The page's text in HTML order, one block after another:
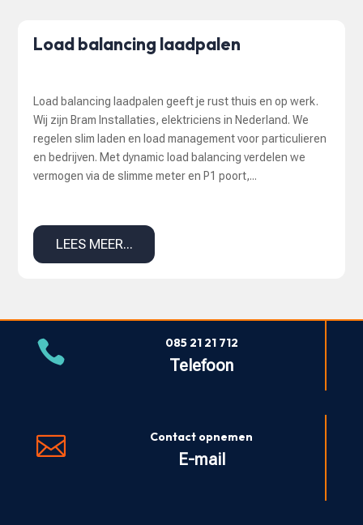
Load balancing laadpalen
Load balancing laadpalen geeft je rust thuis en op werk.
Wij zijn Bram Installaties, elektriciens in Nederland. We
regelen slim laden en load management voor particulieren
en bedrijven. Met dynamic load balancing verdelen we
vermogen via de slimme meter en P1 poort,...
LEES MEER...
 085 21 21 712
Telefoon
 Contact opnemen
E-mail